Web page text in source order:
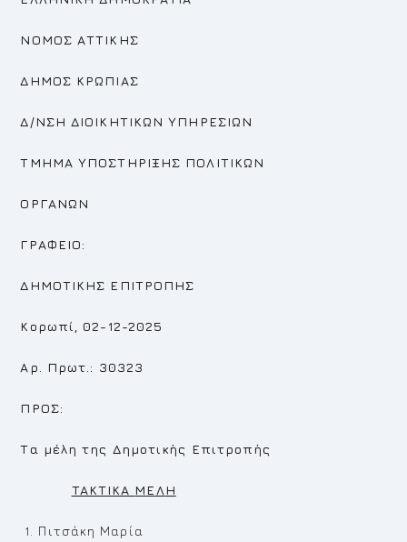
ΝΟΜΟΣ ΑΤΤΙΚΗΣ
ΔΗΜΟΣ ΚΡΩΠΙΑΣ
Δ/ΝΣΗ ΔΙΟΙΚΗΤΙΚΩΝ ΥΠΗΡΕΣΙΩΝ
ΤΜΗΜΑ ΥΠΟΣΤΗΡΙΞΗΣ ΠΟΛΙΤΙΚΩΝ
ΟΡΓΑΝΩΝ
ΓΡΑΦΕΙΟ:
ΔΗΜΟΤΙΚΗΣ ΕΠΙΤΡΟΠΗΣ
Κορωπί, 02-12-2025
Αρ. Πρωτ.: 30323
ΠΡΟΣ:
Τα μέλη της Δημοτικής Επιτροπής
TAKTIKA MEΛH
Πιτσάκη Μαρία